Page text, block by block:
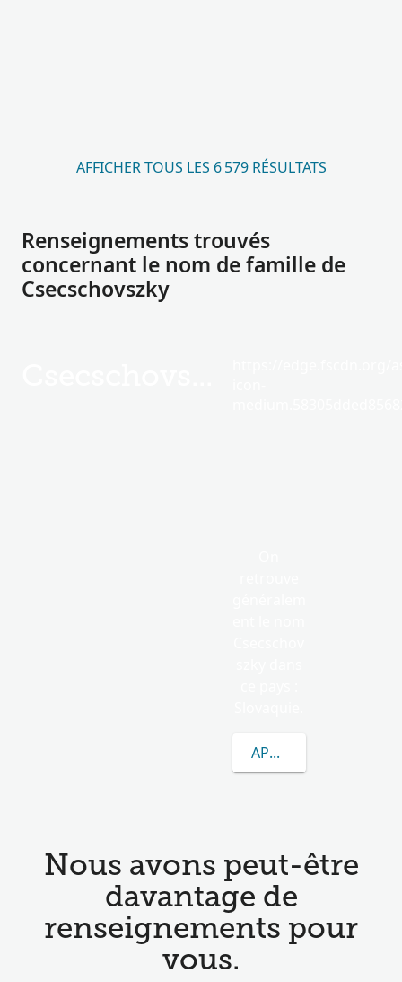
AFFICHER TOUS LES 6 579 RÉSULTATS
Renseignements trouvés
concernant le nom de famille de
Csecschovszky
APPRENEZ-EN
Nous avons peut-être
davantage de
renseignements pour
vous.